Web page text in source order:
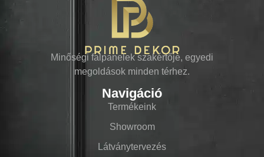
Minőségi falpanelek szakértője, egyedi
megoldások minden térhez.
Navigáció
Termékeink
Showroom
Látványtervezés